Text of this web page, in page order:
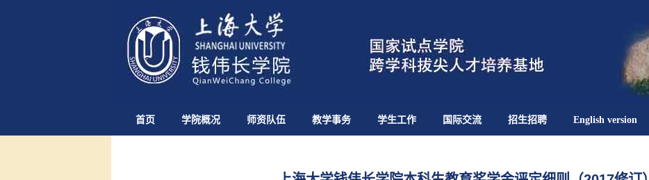
首页 学院概况 师资队伍 教学事务 学生工作 国际交流 招生招聘 English version